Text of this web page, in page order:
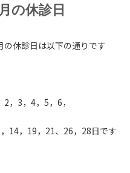
の休診日
の休診日は以下の通りです
2，3，4，5，6，
14，19，21、26，28日です